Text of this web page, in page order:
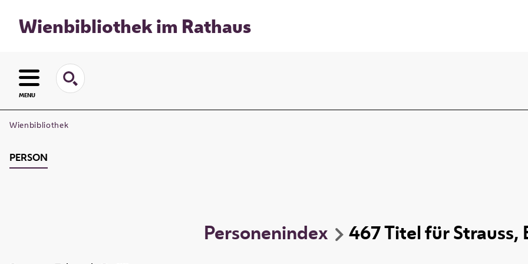
Wienbibliothek im Rathaus
MENU
Wienbibliothek
PERSON
Personenindex 467TitelfürStrauss,